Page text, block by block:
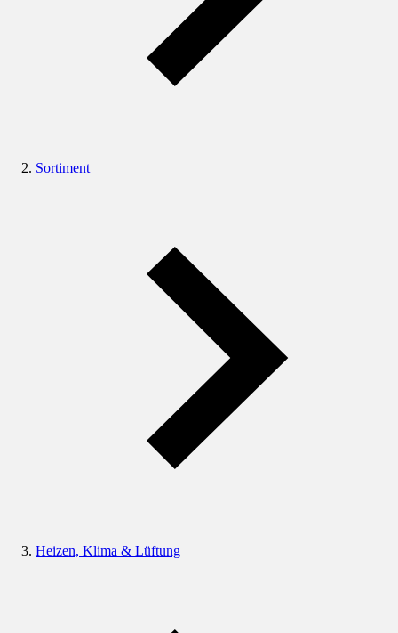
Sortiment
Heizen, Klima & Lüftung